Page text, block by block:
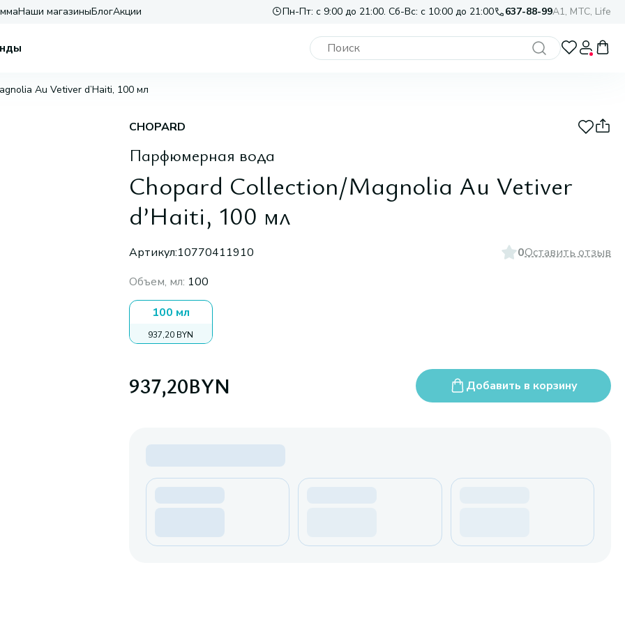
Наши магазиныБлогАкции Пн-Пт: с 9:00 до 21:00. Сб-Вс: с 10:00 до 21:00 637-88-99A1, МТС, Life
Au Vetiver d’Haiti, 100 мл
CHOPARD
Парфюмерная вода
Chopard Collection/Magnolia Au Vetiver
d’Haiti, 100 мл
Артикул:10770411910 0Оставить отзыв
Объем, мл: 100
100 мл
937,20 BYN
937,20BYN Добавить в корзину